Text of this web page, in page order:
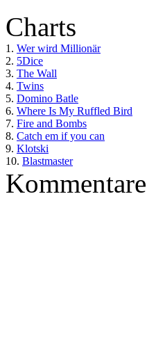
Charts
1. Wer wird Millionär
2. 5Dice
3. The Wall
4. Twins
5. Domino Batle
6. Where Is My Ruffled Bird
7. Fire and Bombs
8. Catch em if you can
9. Klotski
10. Blastmaster
Kommentare